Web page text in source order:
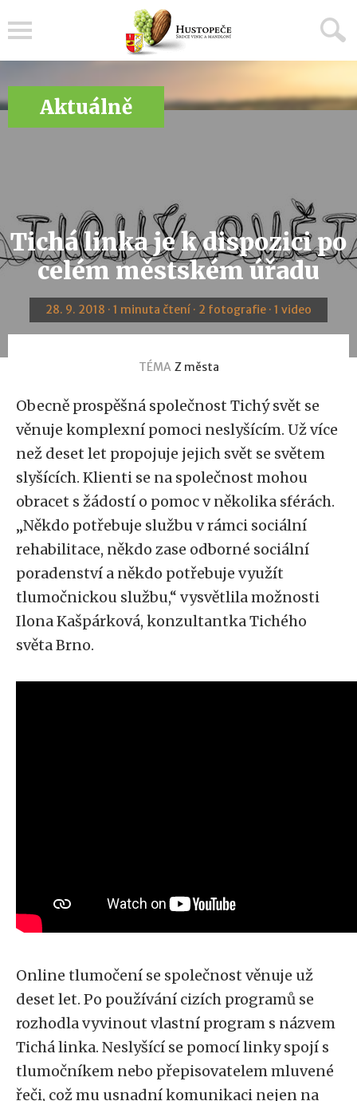
Aktuálně
Tichá linka je k dispozici po
celém městském úřadu
28. 9. 2018 · 1 minuta čtení · 2 fotografie · 1 video
TÉMA Z města
Obecně prospěšná společnost Tichý svět se
věnuje komplexní pomoci neslyšícím. Už více
než deset let propojuje jejich svět se světem
slyšících. Klienti se na společnost mohou
obracet s žádostí o pomoc v několika sférách.
„Někdo potřebuje službu v rámci sociální
rehabilitace, někdo zase odborné sociální
poradenství a někdo potřebuje využít
tlumočnickou službu,“ vysvětlila možnosti
Ilona Kašpárková, konzultantka Tichého
světa Brno.
Online tlumočení se společnost věnuje už
deset let. Po používání cizích programů se
rozhodla vyvinout vlastní program s názvem
Tichá linka. Neslyšící se pomocí linky spojí s
tlumočníkem nebo přepisovatelem mluvené
řeči, což mu usnadní komunikaci nejen na